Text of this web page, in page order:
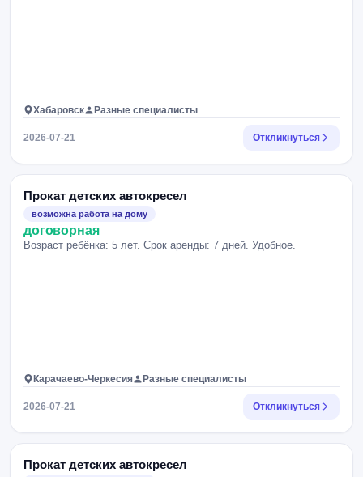
Хабаровск Разные специалисты
2026-07-21 Откликнуться
Прокат детских автокресел
возможна работа на дому
договорная
Возраст ребёнка: 5 лет. Срок аренды: 7 дней. Удобное.
Карачаево-Черкесия Разные специалисты
2026-07-21 Откликнуться
Прокат детских автокресел